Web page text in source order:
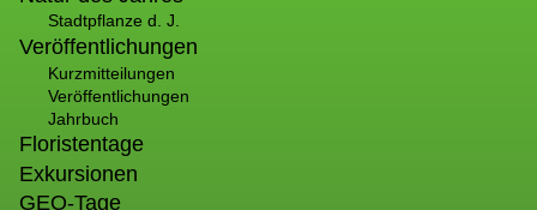
Stadtpflanze d. J.
Veröffentlichungen
Kurzmitteilungen
Veröffentlichungen
Jahrbuch
Floristentage
Exkursionen
GEO-Tage